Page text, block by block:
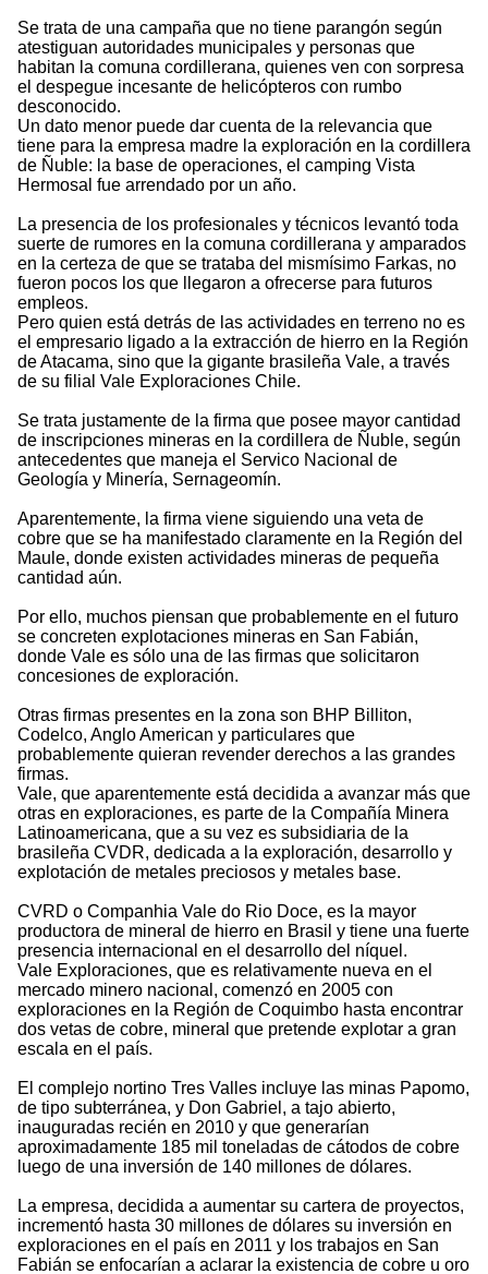
Se trata de una campaña que no tiene parangón según
atestiguan autoridades municipales y personas que
habitan la comuna cordillerana, quienes ven con sorpresa
el despegue incesante de helicópteros con rumbo
desconocido.
Un dato menor puede dar cuenta de la relevancia que
tiene para la empresa madre la exploración en la cordillera
de Ñuble: la base de operaciones, el camping Vista
Hermosal fue arrendado por un año.
La presencia de los profesionales y técnicos levantó toda
suerte de rumores en la comuna cordillerana y amparados
en la certeza de que se trataba del mismísimo Farkas, no
fueron pocos los que llegaron a ofrecerse para futuros
empleos.
Pero quien está detrás de las actividades en terreno no es
el empresario ligado a la extracción de hierro en la Región
de Atacama, sino que la gigante brasileña Vale, a través
de su filial Vale Exploraciones Chile.
Se trata justamente de la firma que posee mayor cantidad
de inscripciones mineras en la cordillera de Ñuble, según
antecedentes que maneja el Servico Nacional de
Geología y Minería, Sernageomín.
Aparentemente, la firma viene siguiendo una veta de
cobre que se ha manifestado claramente en la Región del
Maule, donde existen actividades mineras de pequeña
cantidad aún.
Por ello, muchos piensan que probablemente en el futuro
se concreten explotaciones mineras en San Fabián,
donde Vale es sólo una de las firmas que solicitaron
concesiones de exploración.
Otras firmas presentes en la zona son BHP Billiton,
Codelco, Anglo American y particulares que
probablemente quieran revender derechos a las grandes
firmas.
Vale, que aparentemente está decidida a avanzar más que
otras en exploraciones, es parte de la Compañía Minera
Latinoamericana, que a su vez es subsidiaria de la
brasileña CVDR, dedicada a la exploración, desarrollo y
explotación de metales preciosos y metales base.
CVRD o Companhia Vale do Rio Doce, es la mayor
productora de mineral de hierro en Brasil y tiene una fuerte
presencia internacional en el desarrollo del níquel.
Vale Exploraciones, que es relativamente nueva en el
mercado minero nacional, comenzó en 2005 con
exploraciones en la Región de Coquimbo hasta encontrar
dos vetas de cobre, mineral que pretende explotar a gran
escala en el país.
El complejo nortino Tres Valles incluye las minas Papomo,
de tipo subterránea, y Don Gabriel, a tajo abierto,
inauguradas recién en 2010 y que generarían
aproximadamente 185 mil toneladas de cátodos de cobre
luego de una inversión de 140 millones de dólares.
La empresa, decidida a aumentar su cartera de proyectos,
incrementó hasta 30 millones de dólares su inversión en
exploraciones en el país en 2011 y los trabajos en San
Fabián se enfocarían a aclarar la existencia de cobre u oro